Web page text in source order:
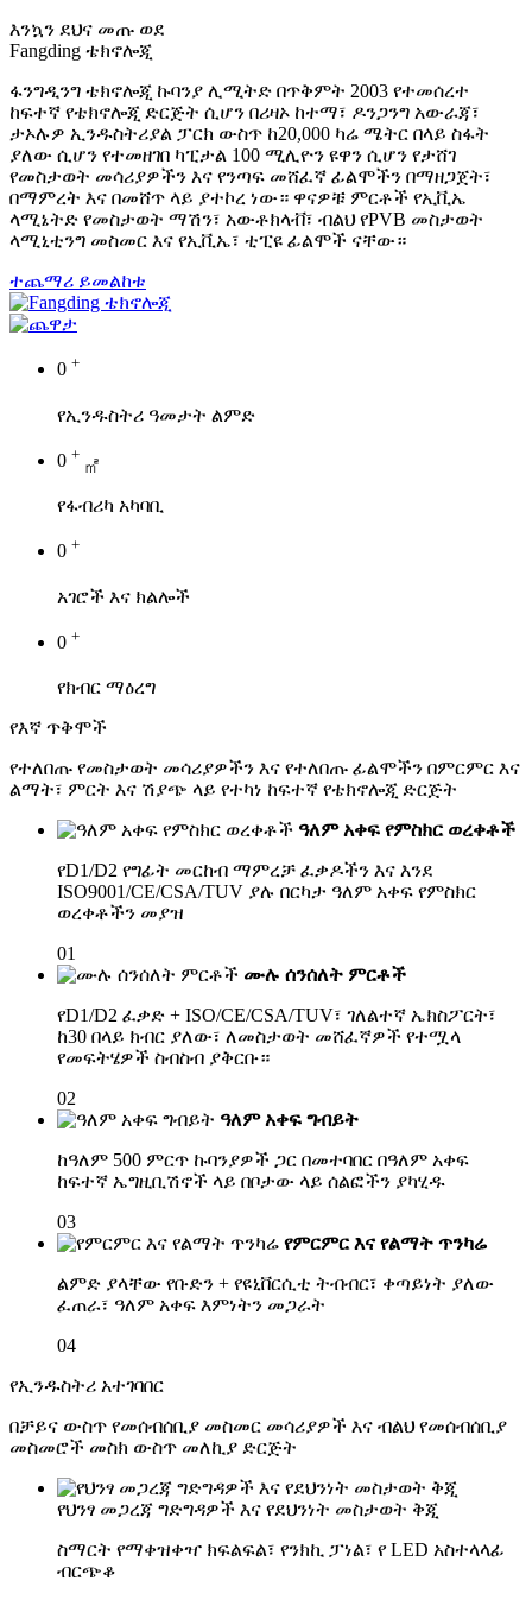
እንኳን ደህና መጡ ወደ
Fangding ቴክኖሎጂ
ፋንግዲንግ ቴክኖሎጂ ኩባንያ ሊሚትድ በጥቅምት 2003 የተመሰረተ
ከፍተኛ የቴክኖሎጂ ድርጅት ሲሆን በሪዛኦ ከተማ፣ ዶንጋንግ አውራጃ፣
ታኦሉዎ ኢንዱስትሪያል ፓርክ ውስጥ ከ20,000 ካሬ ሜትር በላይ ስፋት
ያለው ሲሆን የተመዘገበ ካፒታል 100 ሚሊዮን ዩዋን ሲሆን የታሸገ
የመስታወት መሳሪያዎችን እና የንጣፍ መሸፈኛ ፊልሞችን በማዘጋጀት፣
በማምረት እና በመሸጥ ላይ ያተኮረ ነው። ዋናዎቹ ምርቶች የኢቪኤ
ላሚኔትድ የመስታወት ማሽን፣ አውቶክላቭ፣ ብልህ የPVB መስታወት
ላሚኒቲንግ መስመር እና የኢቪኤ፣ ቲፒዩ ፊልሞች ናቸው።
ተጨማሪ ይመልከቱ
0 +
የኢንዱስትሪ ዓመታት ልምድ
0 +
㎡
የፋብሪካ አካባቢ
0 +
አገሮች እና ክልሎች
0 +
የክብር ማዕረግ
የእኛ ጥቅሞች
የተለበጡ የመስታወት መሳሪያዎችን እና የተለበጡ ፊልሞችን በምርምር እና
ልማት፣ ምርት እና ሽያጭ ላይ የተካነ ከፍተኛ የቴክኖሎጂ ድርጅት
ዓለም አቀፍ የምስክር ወረቀቶች
የD1/D2 የግፊት መርከብ ማምረቻ ፈቃዶችን እና እንደ
ISO9001/CE/CSA/TUV ያሉ በርካታ ዓለም አቀፍ የምስክር
ወረቀቶችን መያዝ
01
ሙሉ ሰንሰለት ምርቶች
የD1/D2 ፈቃድ + ISO/CE/CSA/TUV፣ ገለልተኛ ኤክስፖርት፣
ከ30 በላይ ክብር ያለው፣ ለመስታወት መሸፈኛዎች የተሟላ
የመፍትሄዎች ስብስብ ያቅርቡ።
02
ዓለም አቀፍ ግብይት
ከዓለም 500 ምርጥ ኩባንያዎች ጋር በመተባበር በዓለም አቀፍ
ከፍተኛ ኤግዚቢሽኖች ላይ በቦታው ላይ ሰልፎችን ያካሂዱ
03
የምርምር እና የልማት ጥንካሬ
ልምድ ያላቸው የቡድን + የዩኒቨርሲቲ ትብብር፣ ቀጣይነት ያለው
ፈጠራ፣ ዓለም አቀፍ እምነትን መጋራት
04
የኢንዱስትሪ አተገባበር
በቻይና ውስጥ የመሰብሰቢያ መስመር መሳሪያዎች እና ብልህ የመሰብሰቢያ
መስመሮች መስክ ውስጥ መለኪያ ድርጅት
የህንፃ መጋረጃ ግድግዳዎች እና የደህንነት መስታወት ቅጂ
ስማርት የማቀዝቀዣ ክፍልፍል፣ የንክኪ ፓነል፣ የ LED አስተላላፊ
ብርጭቆ